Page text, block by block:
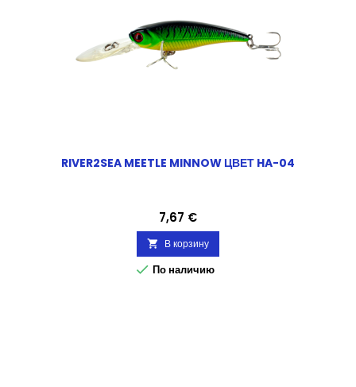
RIVER2SEA MEETLE MINNOW ЦВЕТ HA-04
Цена
7,67 €
 В корзину
 По наличию